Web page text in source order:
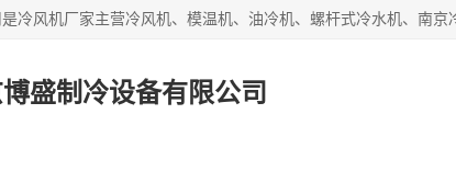
盛制冷设备有限公司